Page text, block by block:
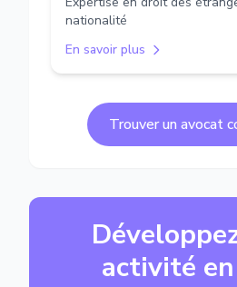
nationalité
En savoir plus
Trouver un avocat
activité